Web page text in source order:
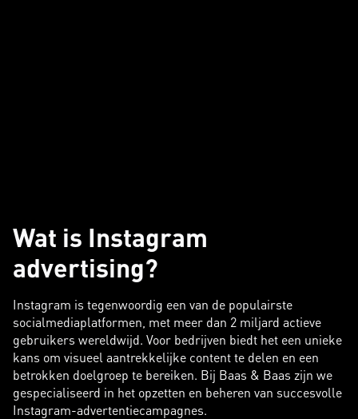
Wat is Instagram
advertising?
Instagram is tegenwoordig een van de populairste
socialmediaplatformen, met meer dan 2 miljard actieve
gebruikers wereldwijd. Voor bedrijven biedt het een unieke
kans om visueel aantrekkelijke content te delen en een
betrokken doelgroep te bereiken. Bij Baas & Baas zijn we
gespecialiseerd in het opzetten en beheren van succesvolle
Instagram-advertentiecampagnes.